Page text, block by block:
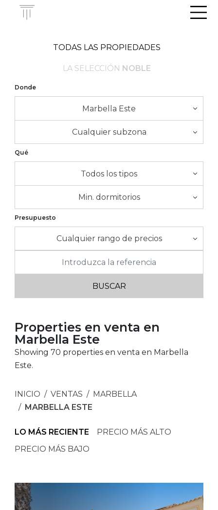
TODAS LAS PROPIEDADES
LA SELECCIÓN NOBLE
Donde
Marbella Este
Cualquier subzona
Qué
Todos los tipos
Min. dormitorios
Presupuesto
Cualquier rango de precios
Properties en venta en
Marbella Este
Showing 70 properties en venta en Marbella
Este.
INICIO VENTAS
MARBELLA
MARBELLA ESTE
LO MÁS RECIENTE
PRECIO MÁS ALTO
PRECIO MÁS BAJO